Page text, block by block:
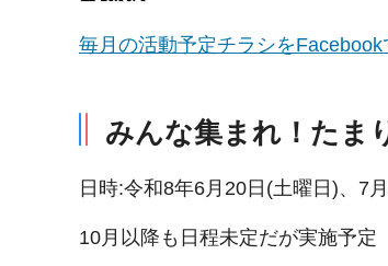
毎月の活動予定チラシを
みんな集まれ！たま
日時:令和8年6月20日(土曜日)、7
10月以降も日程未定だが実施予定